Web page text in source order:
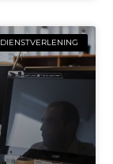
DIENSTVERLENING